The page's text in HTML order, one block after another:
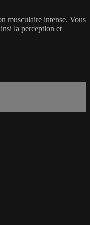
musculaire intense. Vous
la perception et